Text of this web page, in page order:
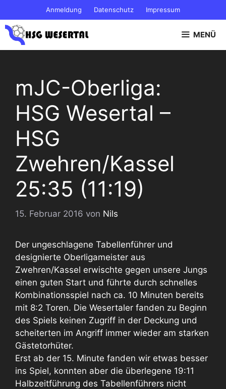
Inhalt
springen
Anmeldung Datenschutz Impressum
MENÜ
mJC-Oberliga:
HSG Wesertal –
HSG
Zwehren/Kassel
25:35 (11:19)
15. Februar 2016 von Nils
Der ungeschlagene Tabellenführer und
designierte Oberligameister aus
Zwehren/Kassel erwischte gegen unsere Jungs
einen guten Start und führte durch schnelles
Kombinationsspiel nach ca. 10 Minuten bereits
mit 8:2 Toren. Die Wesertaler fanden zu Beginn
des Spiels keinen Zugriff in der Deckung und
scheiterten im Angriff immer wieder am starken
Gästetorhüter.
Erst ab der 15. Minute fanden wir etwas besser
ins Spiel, konnten aber die überlegene 19:11
Halbzeitführung des Tabellenführers nicht